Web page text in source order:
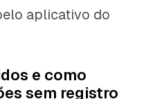
aplicativo do
e como
sem registro